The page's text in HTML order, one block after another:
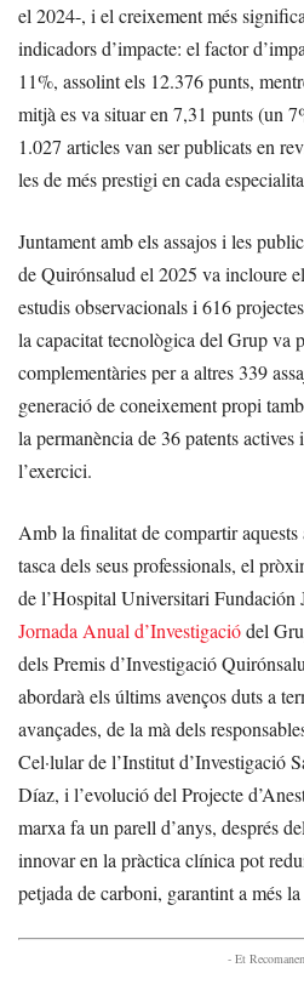
el 2024-, i el creixement més
indicadors d’impacte: el factor
11%, assolint els 12.376 punts,
mitjà es va situar en 7,31 punts (un
1.027 articles van ser publicats en
les de més prestigi en cada
Juntament amb els assajos i les
de Quirónsalud el 2025 va incloure
estudis observacionals i 616
la capacitat tecnològica del Grup va
complementàries per a altres 339
generació de coneixement propi
la permanència de 36 patents
l’exercici.
Amb la finalitat de compartir
tasca dels seus professionals, el
de l’Hospital Universitari Fundación
Jornada Anual d’Investigaciódel
dels Premis d’Investigació
abordarà els últims avenços duts a
avançades, de la mà dels
Cel·lular de l’Institut d’Investigació
Díaz, i l’evolució del Projecte
marxa fa un parell d’anys, després
innovar en la pràctica clínica pot
petjada de carboni, garantint a més
- Et